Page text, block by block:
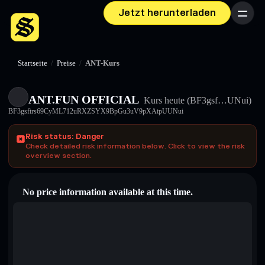
Jetzt herunterladen Menü
Startseite / Preise / ANT-Kurs
ANT.FUN OFFICIAL Kurs heute (BF3gsf…UNui)
BF3gsfirs69CyML712uRXZSYX9BpGu3uV9pXAtpUUNui
Risk status: Danger
Check detailed risk information below. Click to view the risk
overview section.
No price information available at this time.